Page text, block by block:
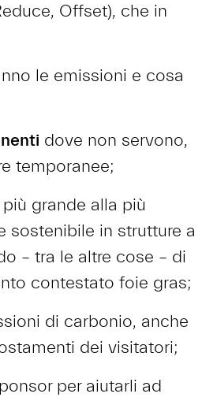
Offset), che in
le emissioni e cosa
dove non servono,
temporanee;
grande alla più
sostenibile in strutture a
– tra le altre cose – di
contestato foie gras;
di carbonio, anche
dei visitatori;
per aiutarli ad